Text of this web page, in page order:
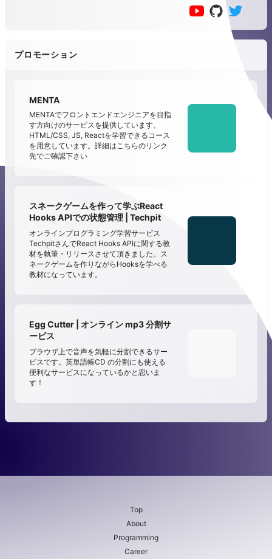
プロモーション
MENTA
MENTAでフロントエンドエンジニアを目指
す方向けのサービスを提供しています。
HTML/CSS, JS, Reactを学習できるコース
を用意しています。詳細はこちらのリンク
先でご確認下さい
スネークゲームを作って学ぶReact
Hooks APIでの状態管理 | Techpit
オンラインプログラミング学習サービス
TechpitさんでReact Hooks APIに関する教
材を執筆・リリースさせて頂きました。ス
ネークゲームを作りながらHooksを学べる
教材になっています。
Egg Cutter | オンライン mp3 分割サ
ービス
ブラウザ上で音声を気軽に分割できるサー
ビスです。英単語帳CD の分割にも使える
便利なサービスになっているかと思いま
す！
Top
About
Programming
Career